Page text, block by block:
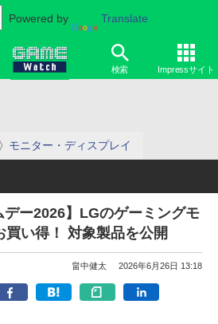
Powered by Translate
検索 Impressサイト
モニター・ディスプレイ
デー2026】LGのゲーミングモ
買い得！ 対象製品を公開
畠中健太 2026年6月26日 13:18